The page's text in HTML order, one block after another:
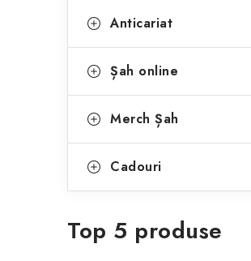
Anticariat
Șah online
Merch Șah
Cadouri
Top 5 produse